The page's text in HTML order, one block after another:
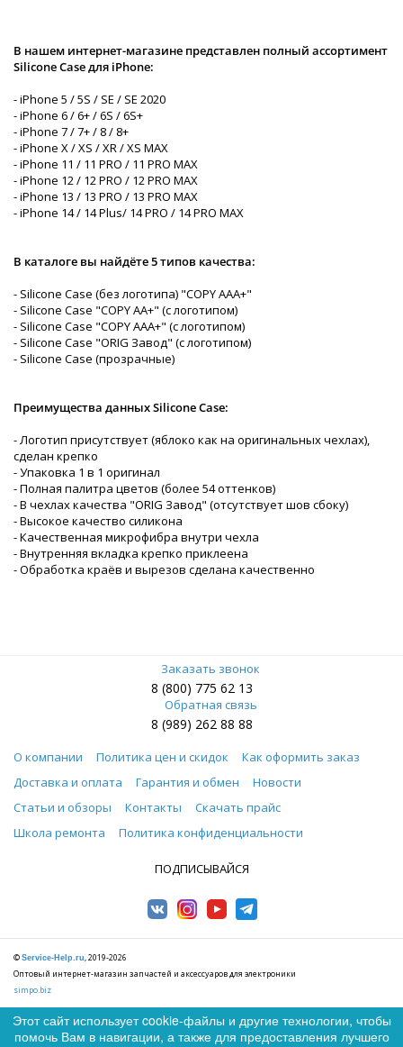
В нашем интернет-магазине представлен полный ассортимент
Silicone Case для iPhone:
- iPhone 5 / 5S / SE / SE 2020
- iPhone 6 / 6+ / 6S / 6S+
- iPhone 7 / 7+ / 8 / 8+
- iPhone X / XS / XR / XS MAX
- iPhone 11 / 11 PRO / 11 PRO MAX
- iPhone 12 / 12 PRO / 12 PRO MAX
- iPhone 13 / 13 PRO / 13 PRO MAX
- iPhone 14 / 14 Plus/ 14 PRO / 14 PRO MAX
В каталоге вы найдёте 5 типов качества:
- Silicone Case (без логотипа) "COPY AAA+"
- Silicone Case "COPY AA+" (с логотипом)
- Silicone Case "COPY AAA+" (с логотипом)
- Silicone Case "ORIG Завод" (с логотипом)
- Silicone Case (прозрачные)
Преимущества данных Silicone Case:
- Логотип присутствует (яблоко как на оригинальных чехлах),
сделан крепко
- Упаковка 1 в 1 оригинал
- Полная палитра цветов (более 54 оттенков)
- В чехлах качества "ORIG Завод" (отсутствует шов сбоку)
- Высокое качество силикона
- Качественная микрофибра внутри чехла
- Внутренняя вкладка крепко приклеена
- Обработка краёв и вырезов сделана качественно
Заказать звонок
8 (800) 775 62 13
Обратная связь
8 (989) 262 88 88
О компании Политика цен и скидок
Как оформить заказ
Доставка и оплата
Гарантия и обмен
Новости
Статьи и обзоры
Контакты
Скачать прайс
Школа ремонта
Политика конфиденциальности
ПОДПИСЫВАЙСЯ
© Service-Help.ru, 2019-2026
Оптовый интернет-магазин запчастей и аксессуаров для электроники
simpo.biz
Этот сайт использует cookie-файлы и другие технологии, чтобы
помочь Вам в навигации, а также для предоставления лучшего